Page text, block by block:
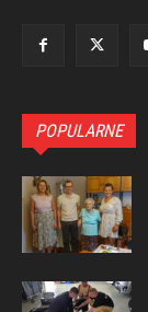
POPULARNE